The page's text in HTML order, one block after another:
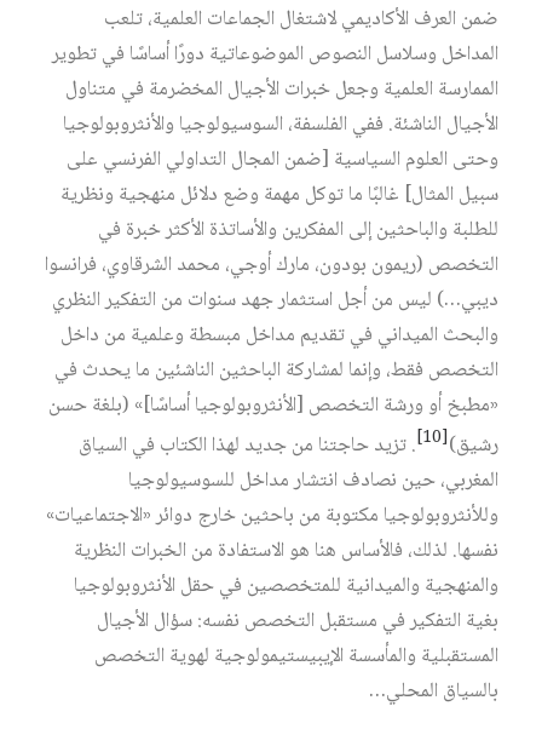
ضمن العرف الأكاديمي لاشتغال الجماعات العلمية، تلعب
المداخل وسلاسل النصوص الموضوعاتية دورًا أساسًا في تطوير
الممارسة العلمية وجعل خبرات الأجيال المخضرمة في متناول
الأجيال الناشئة. ففي الفلسفة، السوسيولوجيا والأنثروبولوجيا
وحتى العلوم السياسية [ضمن المجال التداولي الفرنسي على
سبيل المثال] غالبًا ما توكل مهمة وضع دلائل منهجية ونظرية
للطلبة والباحثين إلى المفكرين والأساتذة الأكثر خبرة في
التخصص (ريمون بودون، مارك أوجي، محمد الشرقاوي، فرانسوا
ديبي…) ليس من أجل استثمار جهد سنوات من التفكير النظري
والبحث الميداني في تقديم مداخل مبسطة وعلمية من داخل
التخصص فقط، وإنما لمشاركة الباحثين الناشئين ما يحدث في
«مطبخ أو ورشة التخصص [الأنثروبولوجيا أساسًا]» (بلغة حسن
رشيق)[10]
. تزيد حاجتنا من جديد لهذا الكتاب في السياق
المغربي، حين نصادف انتشار مداخل للسوسيولوجيا
وللأنثروبولوجيا مكتوبة من باحثين خارج دوائر «الاجتماعيات»
نفسها. لذلك، فالأساس هنا هو الاستفادة من الخبرات النظرية
والمنهجية والميدانية للمتخصصين في حقل الأنثروبولوجيا
بغية التفكير في مستقبل التخصص نفسه: سؤال الأجيال
المستقبلية والمأسسة الإيبيستيمولوجية لهوية التخصص
بالسياق المحلي…